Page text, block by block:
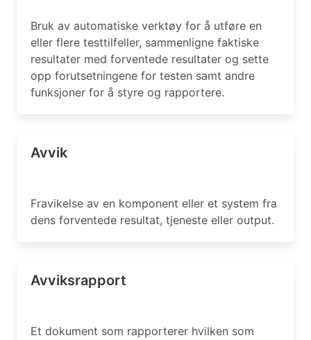
Bruk av automatiske verktøy for å utføre en
eller flere testtilfeller, sammenligne faktiske
resultater med forventede resultater og sette
opp forutsetningene for testen samt andre
funksjoner for å styre og rapportere.
Avvik
Fravikelse av en komponent eller et system fra
dens forventede resultat, tjeneste eller output.
Avviksrapport
Et dokument som rapporterer hvilken som